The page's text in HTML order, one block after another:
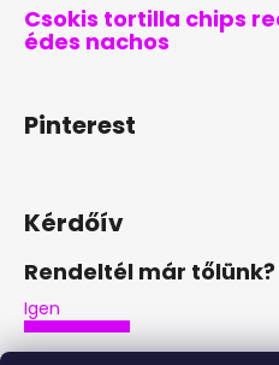
Csokis tortilla chips
édes nachos
Pinterest
Kérdőív
Rendeltél már tőlünk?
Igen
Nem